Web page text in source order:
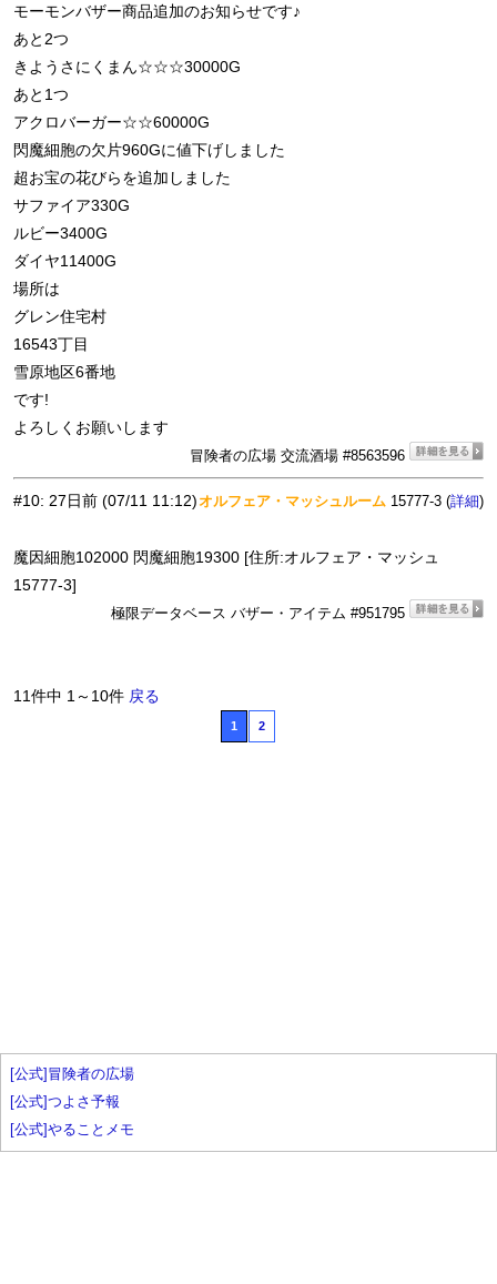
モーモンバザー商品追加のお知らせです♪
あと2つ
きようさにくまん☆☆☆30000G
あと1つ
アクロバーガー☆☆60000G
閃魔細胞の欠片960Gに値下げしました
超お宝の花びらを追加しました
サファイア330G
ルビー3400G
ダイヤ11400G
場所は
グレン住宅村
16543丁目
雪原地区6番地
です!
よろしくお願いします
冒険者の広場 交流酒場 #8563596
#10: 27日前 (07/11 11:12)オルフェア・マッシュルーム 15777-3 (詳細)
魔因細胞102000 閃魔細胞19300 [住所:オルフェア・マッシュ
15777-3]
極限データベース バザー・アイテム #951795
11件中 1～10件 戻る
1 2
[公式]冒険者の広場
[公式]つよさ予報
[公式]やることメモ